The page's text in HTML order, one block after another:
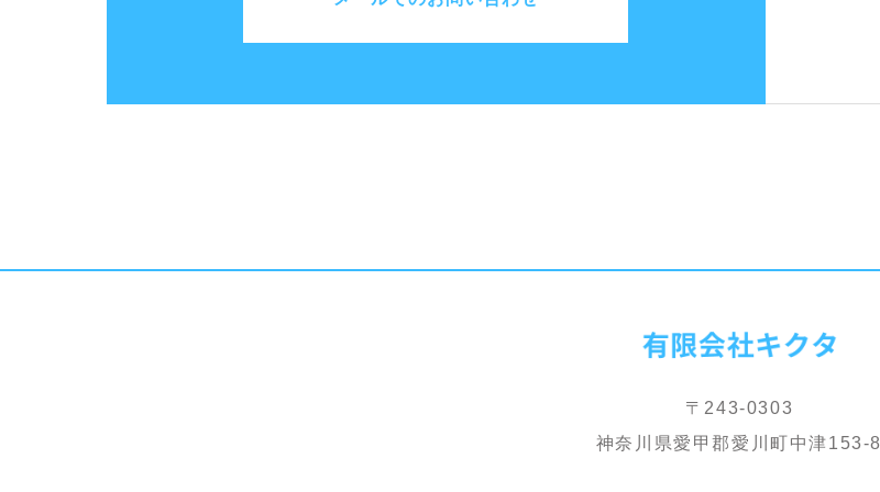
〒243-0303
神奈川県愛甲郡愛川町中津153-8